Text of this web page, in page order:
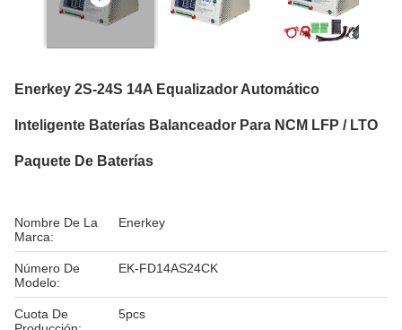
Enerkey 2S-24S 14A Equalizador Automático
Inteligente Baterías Balanceador Para NCM LFP / LTO
Paquete De Baterías
Nombre De La
Marca:
Enerkey
Número De
Modelo:
EK-FD14AS24CK
Cuota De
5pcs